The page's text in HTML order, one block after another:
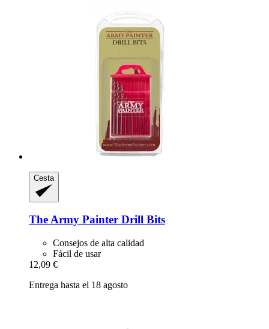
Cesta
The Army Painter Drill Bits
Consejos de alta calidad
Fácil de usar
12,09 €
Entrega hasta el 18 agosto